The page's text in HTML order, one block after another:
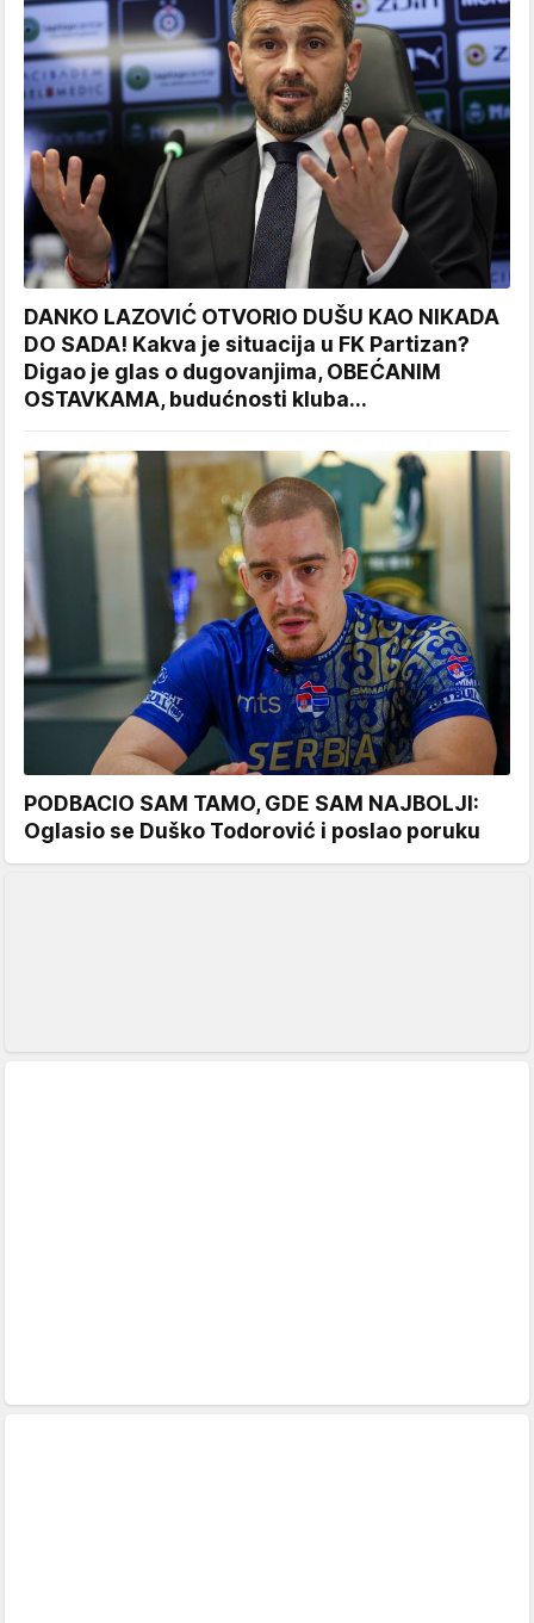
DANKO LAZOVIĆ OTVORIO DUŠU KAO NIKADA
DO SADA! Kakva je situacija u FK Partizan?
Digao je glas o dugovanjima, OBEĆANIM
OSTAVKAMA, budućnosti kluba...
PODBACIO SAM TAMO, GDE SAM NAJBOLJI:
Oglasio se Duško Todorović i poslao poruku